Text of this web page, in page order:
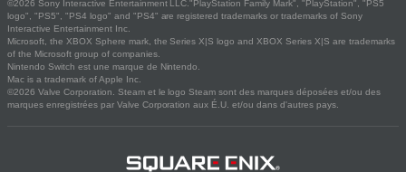
©2026 Sony Interactive Entertainment LLC."PlayStation Family Mark", "PlayStation", "PS5
logo", "PS5", "PS4 logo" and "PS4" are registered trademarks or trademarks of Sony
Interactive Entertainment Inc.
Microsoft, the XBOX Sphere mark, the Series X|S logo and XBOX Series X|S are trademarks
of the Microsoft group of companies.
Nintendo Switch est une marque de Nintendo.
Mac is a trademark of Apple Inc.
©2026 Valve Corporation. Steam et le logo Steam sont des marques déposées et/ou des
marques enregistrées par Valve Corporation aux É.U. et/ou dans d'autres pays.